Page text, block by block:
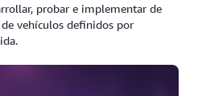
probar e implementar de
vehículos definidos por